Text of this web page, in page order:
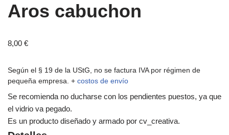
Aros cabuchon
8,00 €
Según el § 19 de la UStG, no se factura IVA por régimen de
pequeña empresa. + costos de envío
Se recomienda no ducharse con los pendientes puestos, ya que
el vidrio va pegado.
Es un producto diseñado y armado por cv_creativa.